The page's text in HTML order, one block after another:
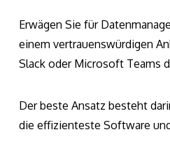
Erwägen Sie für
einem vertrauenswürdigen
Slack oder Microsoft Teams
Der beste Ansatz besteht
die effizienteste Software